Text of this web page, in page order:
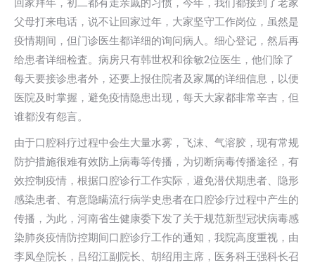
回家拜年，初二都有走亲戚的习惯，今年，我们都接到了老家
父母打来电话，说不让回家过年，大家坚守工作岗位，虽然是
疫情期间，但门诊医生都详细的询问病人。细心登记，然后再
给患者详细检査。病房只有韩世权和徐敏2位医生，他们除了
每天要接诊患者外，还要上报住院者及家属的详细信息，以便
医院及时掌握，避免疫情隐患出现，每天大家都非常辛吉，但
谁都没有怨言。
由于口腔科疗过程中会生大量水雾，飞沫、气溶胶，现有常规
防护措施很难有效防上病毒等传播，为切断病毒传播途径，有
效控制疫情，根据口腔诊行工作实际，避免潜伏期患者、隐形
感染患者、有意隐瞒流行病学史患者在口腔诊疗过程中产生的
传播，为此，河南省生健康委下发了关于规范新型冠状病毒感
染肺炎疫情防控期间口腔诊疗工作的通知，我院高度重视，由
李凤垒院长，吕绍江副院长、胡绍用主席，医务科王强科长召